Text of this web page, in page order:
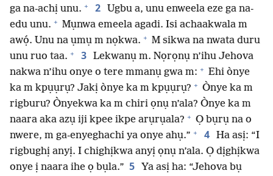
ga na-achị unu. + 2
Ugbu a, unu enweela eze ga na-
edu unu. + Mụnwa emeela agadi. Isi achaakwala m
awọ́. Unu na ụmụ m nọkwa. + M sikwa na nwata duru
unu ruo taa. + 3 Lekwanụ m. Nọrọnụ n’ihu Jehova
nakwa n’ihu onye o tere mmanụ gwa m: + Ehi ònye
ka m kpụụrụ? Jakị ònye ka m kpụụrụ? + Ònye ka m
rigburu? Ònyekwa ka m chiri ọnụ n’ala? Ònye ka m
naara aka azụ iji kpee ikpe arụrụala? + Ọ bụrụ na o
nwere, m ga-enyeghachi ya onye ahụ.” + 4 Ha asị: “I
rigbughị anyị. I chighịkwa anyị ọnụ n’ala. Ọ dịghịkwa
onye ị naara ihe ọ bụla.” 5
Ya asị ha: “Jehova bụ